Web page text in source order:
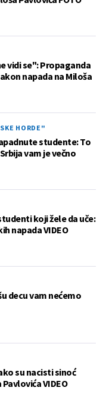
vidi se": Propaganda
napada na Miloša
HORDE"
studente: To
vam je večno
koji žele da uče:
napada VIDEO
decu vam nećemo
su nacisti sinoć
VIDEO